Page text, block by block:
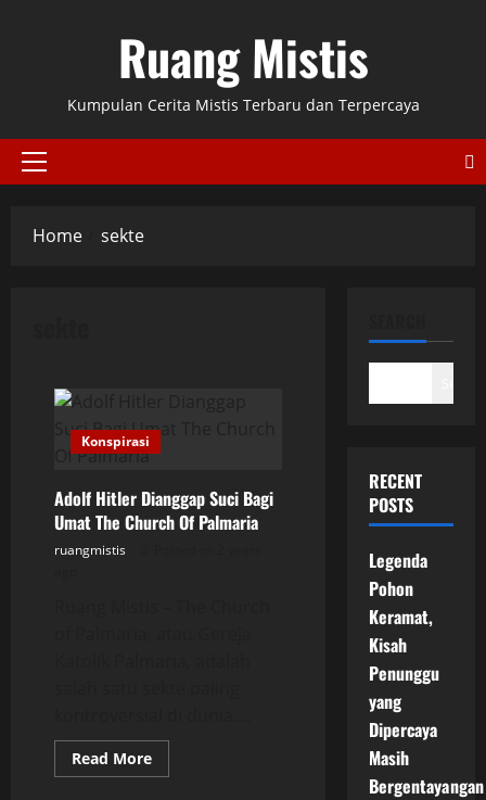
Ruang Mistis
Kumpulan Cerita Mistis Terbaru dan Terpercaya
Primary
Home sekte
Konspirasi
Adolf Hitler Dianggap Suci Bagi
Umat The Church Of Palmaria
ruangmistis
Read MoreRead
more
RECENT
POSTS
Legenda
Pohon
Keramat,
Kisah
Penunggu
yang
Dipercaya
Masih
Bergentayangan